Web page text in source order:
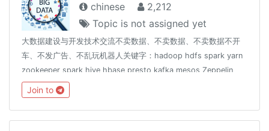
chinese
2,212
Topic is not assigned yet
大数据建设与开发技术交流不卖数据、不卖数据、不卖数据不开
车、不发广告、不乱玩机器人关键字：hadoop hdfs spark yarn
zookeeper spark hive hbase presto kafka mesos Zeppelin
scala java python r 数仓 数据仓库如有误ban，可联系
@cxzQOTP @iseki_w友情联盟： @coderzh
Join to